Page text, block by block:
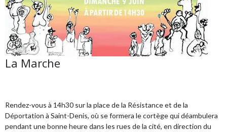
La Marche
Rendez-vous à 14h30 sur la place de la Résistance et de la
Déportation à Saint-Denis, où se formera le cortège qui déambulera
pendant une bonne heure dans les rues de la cité, en direction du